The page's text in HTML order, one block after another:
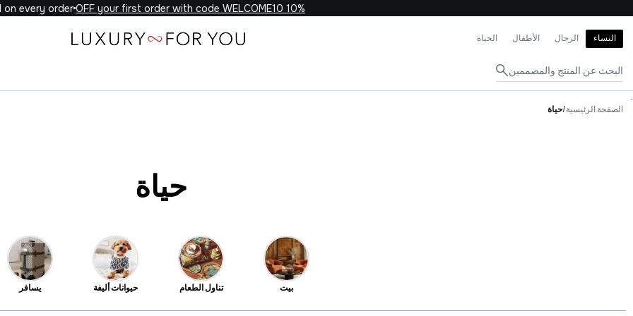
10% OFF your first order with code WELCOME10
order
النساء الرجال الأطفال الحياة
البحث عن المنتج والمصممين
إغلاق
.
الصفحة الرئيسية/حياة
حياة
بيت تناول الطعام حيوانات أليفة يسافر